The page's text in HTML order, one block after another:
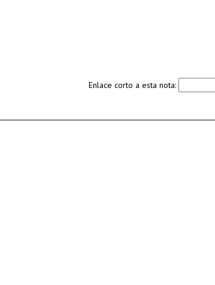
Enlace corto a esta nota: